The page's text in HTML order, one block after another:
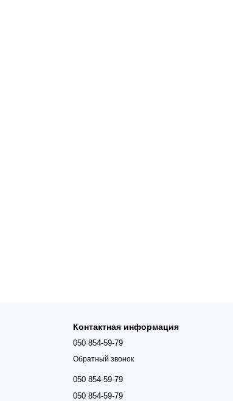
Контактная информация
050 854-59-79
Обратный звонок
050 854-59-79
050 854-59-79